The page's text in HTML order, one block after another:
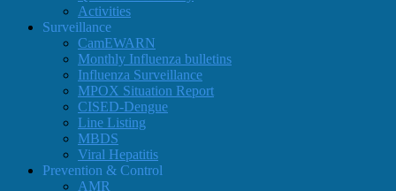
Activities
Surveillance
CamEWARN
Monthly Influenza bulletins
Influenza Surveillance
MPOX Situation Report
CISED-Dengue
Line Listing
MBDS
Viral Hepatitis
Prevention & Control
AMR